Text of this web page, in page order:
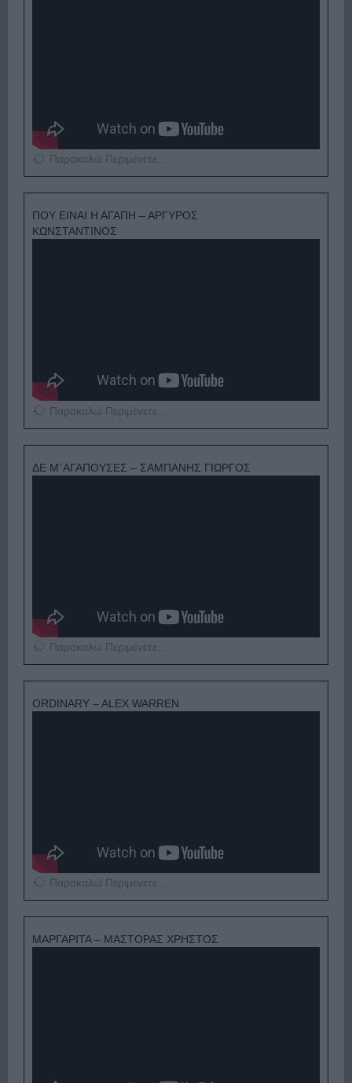
Παρακαλώ Περιμένετε...
ΠΟΥ ΕΙΝΑΙ Η ΑΓΑΠΗ – ΑΡΓΥΡΟΣ
ΚΩΝΣΤΑΝΤΙΝΟΣ
Παρακαλώ Περιμένετε...
ΔΕ Μ’ ΑΓΑΠΟΥΣΕΣ – ΣΑΜΠΑΝΗΣ ΓΙΩΡΓΟΣ
Παρακαλώ Περιμένετε...
ORDINARY – ALEX WARREN
Παρακαλώ Περιμένετε...
ΜΑΡΓΑΡΙΤΑ – ΜΑΣΤΟΡΑΣ ΧΡΗΣΤΟΣ